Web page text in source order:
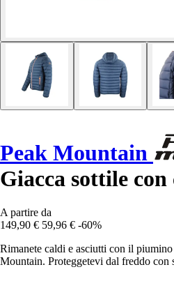
Peak Mountain
Giacca sottile con
A partire da
149,90 € 59,96 € -60%
Rimanete caldi e asciutti con il
Mountain. Proteggetevi dal freddo con